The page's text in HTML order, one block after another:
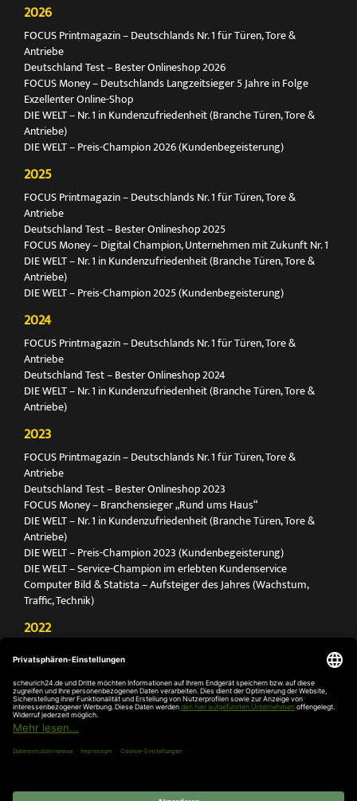
2026
FOCUS Printmagazin – Deutschlands Nr. 1 für Türen, Tore &
Antriebe
Deutschland Test – Bester Onlineshop 2026
FOCUS Money – Deutschlands Langzeitsieger 5 Jahre in Folge
Exzellenter Online-Shop
DIE WELT – Nr. 1 in Kundenzufriedenheit (Branche Türen, Tore &
Antriebe)
DIE WELT – Preis-Champion 2026 (Kundenbegeisterung)
2025
FOCUS Printmagazin – Deutschlands Nr. 1 für Türen, Tore &
Antriebe
Deutschland Test – Bester Onlineshop 2025
FOCUS Money – Digital Champion, Unternehmen mit Zukunft Nr. 1
DIE WELT – Nr. 1 in Kundenzufriedenheit (Branche Türen, Tore &
Antriebe)
DIE WELT – Preis-Champion 2025 (Kundenbegeisterung)
2024
FOCUS Printmagazin – Deutschlands Nr. 1 für Türen, Tore &
Antriebe
Deutschland Test – Bester Onlineshop 2024
DIE WELT – Nr. 1 in Kundenzufriedenheit (Branche Türen, Tore &
Antriebe)
2023
FOCUS Printmagazin – Deutschlands Nr. 1 für Türen, Tore &
Antriebe
Deutschland Test – Bester Onlineshop 2023
FOCUS Money – Branchensieger „Rund ums Haus“
DIE WELT – Nr. 1 in Kundenzufriedenheit (Branche Türen, Tore &
Antriebe)
DIE WELT – Preis-Champion 2023 (Kundenbegeisterung)
DIE WELT – Service-Champion im erlebten Kundenservice
Computer Bild & Statista – Aufsteiger des Jahres (Wachstum,
Traffic, Technik)
2022
Antriebe
Deutschland Test – Bester Onlineshop 2022
FOCUS Money – Branchensieger „Rund ums Haus“
DIE WELT – Service-Champion im erlebten Kundenservice
DIE WELT – Branchengewinner Gold-Rang (Türen, Tore & Antriebe)